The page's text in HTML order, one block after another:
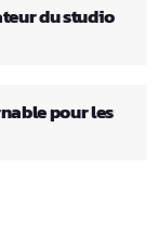
du studio
pour les